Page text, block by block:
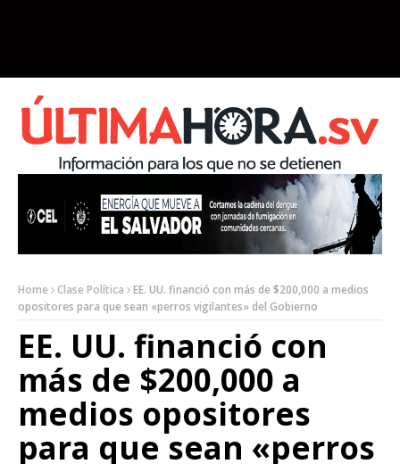
Home Clase Política
EE. UU. financió con más de $200,000 a medios
opositores para que sean «perros vigilantes» del Gobierno
EE. UU. financió con
más de $200,000 a
medios opositores
para que sean «perros